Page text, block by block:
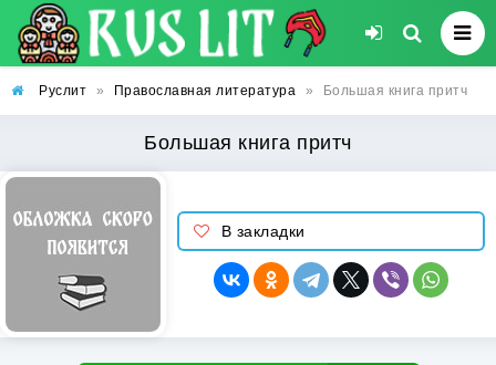
Руслит » Православная литература » Большая книга притч
Большая книга притч
В закладки